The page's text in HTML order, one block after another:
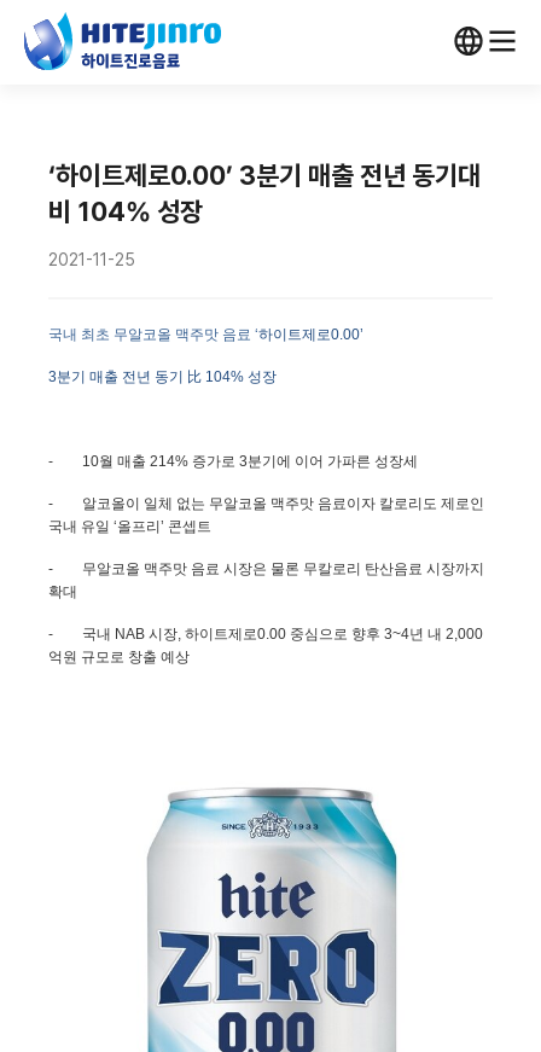
‘하이트제로0.00’ 3분기 매출 전년 동기대
비 104% 성장
2021-11-25
국내 최초 무알코올 맥주맛 음료 ‘하이트제로0.00’
3분기 매출 전년 동기 比 104% 성장
- 10월 매출 214% 증가로 3분기에 이어 가파른 성장세
-
알코올이 일체 없는 무알코올 맥주맛 음료이자 칼로리도 제로인
국내 유일 ‘올프리’ 콘셉트
-
무알코올 맥주맛 음료 시장은 물론 무칼로리 탄산음료 시장까지
확대
- 국내 NAB 시장, 하이트제로0.00 중심으로 향후 3~4년 내 2,000
억원 규모로 창출 예상